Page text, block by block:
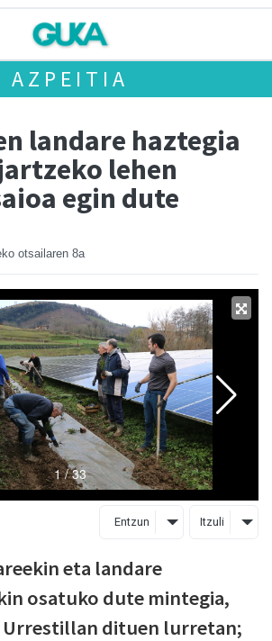
AZPEITIA
landare haztegia
lehen
egin dute
otsailaren 8a
Entzun Itzuli
eta landare
osatuko dute mintegia,
dituen lurretan;